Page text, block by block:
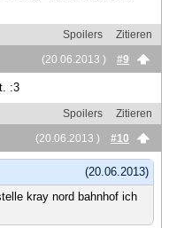
Spoilers
Zitieren
(20.06.2013 )
#9
:3
Spoilers
Zitieren
(20.06.2013 )
#10
(20.06.2013)
kray nord bahnhof ich